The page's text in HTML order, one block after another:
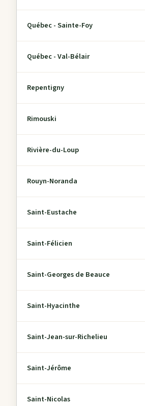
Québec - Sainte-Foy
Québec - Val-Bélair
Repentigny
Rimouski
Rivière-du-Loup
Rouyn-Noranda
Saint-Eustache
Saint-Félicien
Saint-Georges de Beauce
Saint-Hyacinthe
Saint-Jean-sur-Richelieu
Saint-Jérôme
Saint-Nicolas